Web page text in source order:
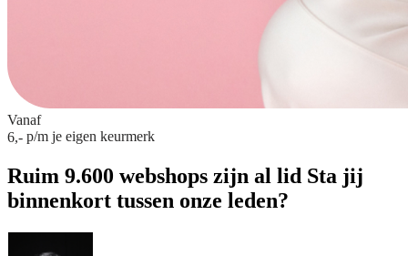
Vanaf
6,- p/m je eigen keurmerk
Ruim 9.600 webshops zijn al lid Sta jij
binnenkort tussen onze leden?